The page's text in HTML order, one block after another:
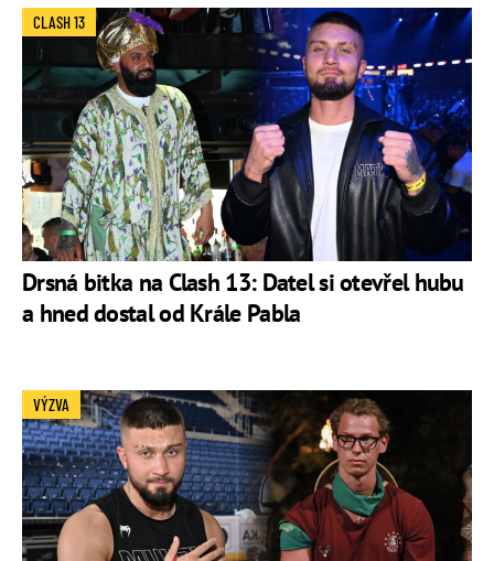
Drsná bitka na Clash 13: Datel si otevřel hubu
a hned dostal od Krále Pabla
CLASH 13
VÝZVA